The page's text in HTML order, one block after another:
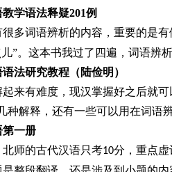
教学语法释疑201例
多词语辨析的内容，重要的是
儿”。这本书我过了四遍，词语辨
法研究教程（陆俭明）
来有难度，现汉掌握好之后就
种解释，还有一些可以用在词语
第一册
北师的古代汉语只考10分，重点虚